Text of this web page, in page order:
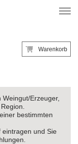
Warenkorb
Erzeuger,
bestimmten
und Sie